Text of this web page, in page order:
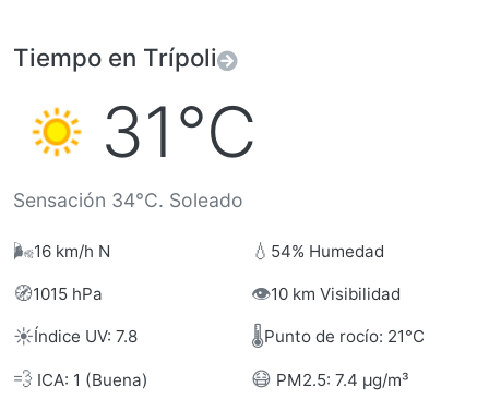
Tiempo en Trípoli
31°C
Sensación 34°C. Soleado
🌬️16 km/h N 💧 54% Humedad
🧭1015 hPa 👁️10 km Visibilidad
☀️Índice UV: 7.8 🌡️Punto de rocío: 21°C
💨 ICA: 1 (Buena) 😷 PM2.5: 7.4 µg/m³